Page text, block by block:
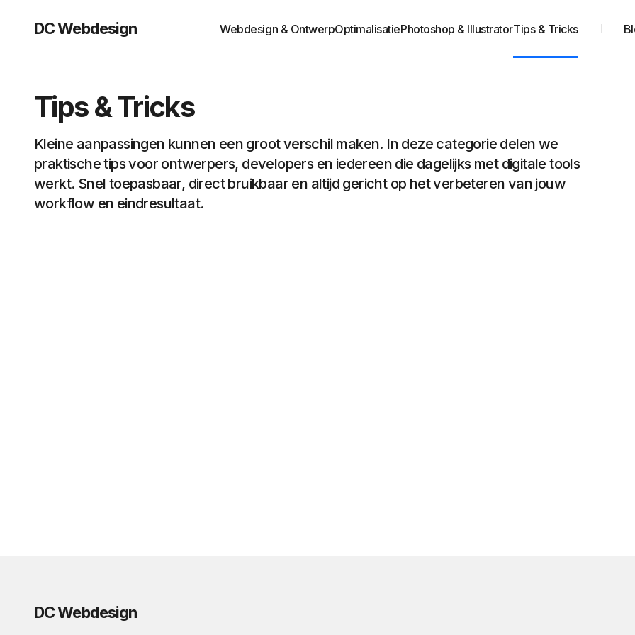
DC Webdesign Webdesign & OntwerpOptimalisatiePhotoshop & IllustratorTips & Tricks
Tips & Tricks
Kleine aanpassingen kunnen een groot verschil maken. In deze categorie delen we
praktische tips voor ontwerpers, developers en iedereen die dagelijks met digitale tools
werkt. Snel toepasbaar, direct bruikbaar en altijd gericht op het verbeteren van jouw
workflow en eindresultaat.
DC Webdesign